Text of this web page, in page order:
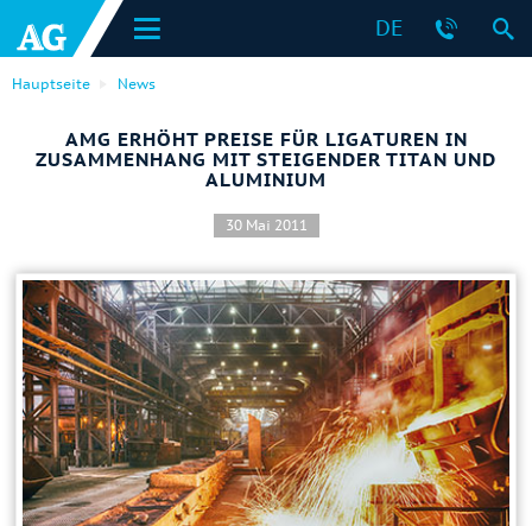
DE
Hauptseite News
AMG ERHÖHT PREISE FÜR LIGATUREN IN
ZUSAMMENHANG MIT STEIGENDER TITAN UND
ALUMINIUM
30 Mai 2011